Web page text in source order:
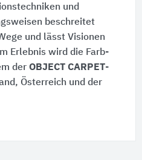
und
beschreitet
und lässt Visionen
Erlebnis wird die Farb-
der OBJECT CARPET-
Österreich und der